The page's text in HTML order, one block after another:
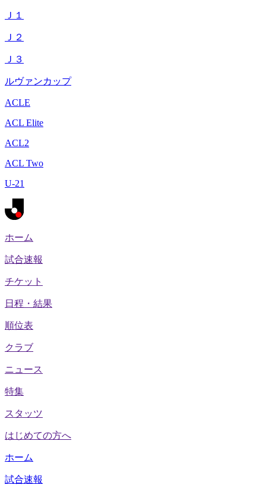
Ｊ１
Ｊ２
Ｊ３
ルヴァンカップ
ACLE
ACL Elite
ACL2
ACL Two
U-21
ホーム
試合速報
チケット
日程・結果
順位表
クラブ
ニュース
特集
スタッツ
はじめての方へ
ホーム
試合速報